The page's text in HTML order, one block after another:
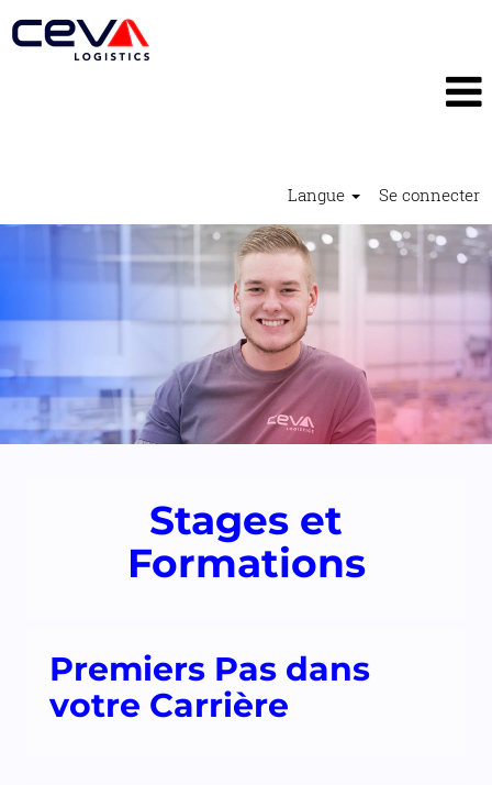
Langue Se connecter
Stages
Formations2
Stages et
Formations
Premiers Pas dans
votre Carrière